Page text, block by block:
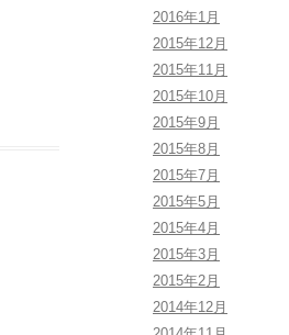
2016年1月
2015年12月
2015年11月
2015年10月
2015年9月
2015年8月
2015年7月
2015年5月
2015年4月
2015年3月
2015年2月
2014年12月